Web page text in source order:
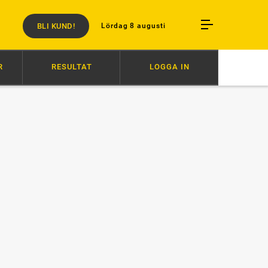
Lördag 8 augusti
BLI KUND!
FULLT FÖR IVANOV SANDRA OCH TEKLA VANN STODERBYT
RESULTAT LOGGA IN